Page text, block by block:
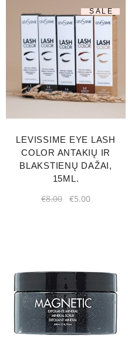
SALE
LEVISSIME EYE LASH
COLOR ANTAKIŲ IR
BLAKSTIENŲ DAŽAI,
15ML.
€8.00 €5.00